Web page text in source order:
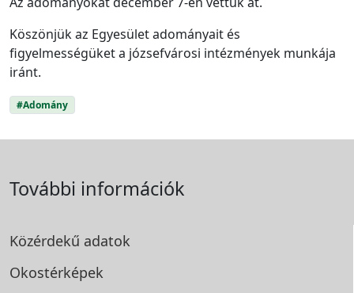
Köszönjük az Egyesület adományait és
figyelmességüket a józsefvárosi intézmények munkája
iránt.
#Adomány
További információk
Közérdekű adatok
Okostérképek